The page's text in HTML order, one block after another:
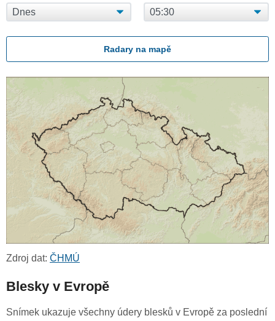
Radary na mapě
Zdroj dat: ČHMÚ
Blesky v Evropě
Snímek ukazuje všechny údery blesků v Evropě za poslední